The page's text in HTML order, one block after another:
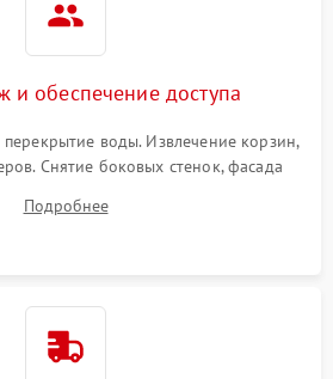
и обеспечение доступа
воды. Извлечение корзин,
Снятие боковых стенок, фасада
насосу, ТЭНу и сливной помпе.
Подробнее